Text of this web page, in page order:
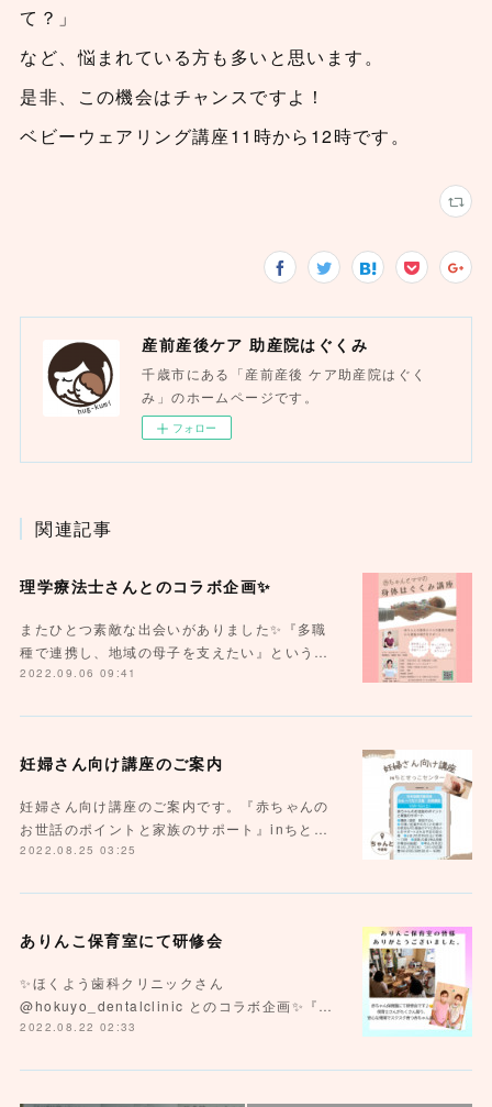
て？」
など、悩まれている方も多いと思います。
是非、この機会はチャンスですよ！
ベビーウェアリング講座11時から12時です。
産前産後ケア 助産院はぐくみ
千歳市にある「産前産後 ケア助産院はぐく
み」のホームページです。
フォロー
関連記事
理学療法士さんとのコラボ企画✨
またひとつ素敵な出会いがありました✨『多職
種で連携し、地域の母子を支えたい』という…
2022.09.06 09:41
妊婦さん向け講座のご案内
妊婦さん向け講座のご案内です。『赤ちゃんの
お世話のポイントと家族のサポート』inちと…
2022.08.25 03:25
ありんこ保育室にて研修会
✨ほくよう歯科クリニックさん
@hokuyo_dentalclinic とのコラボ企画✨『…
2022.08.22 02:33